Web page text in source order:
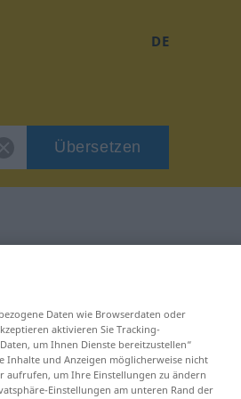
DE
Übersetzen
Daten wie Browserdaten oder
aktivieren Sie Tracking-
um Ihnen Dienste bereitzustellen“
Inhalte und Anzeigen möglicherweise nicht
aufrufen, um Ihre Einstellungen zu ändern
Einstellungen am unteren Rand der